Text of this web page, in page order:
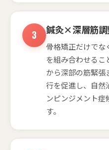
鍼灸×深層筋調
骨格矯正だけでな
を組み合わせるこ
から深部の筋緊張
行を促進し、自然
ンピンジメント症
す。